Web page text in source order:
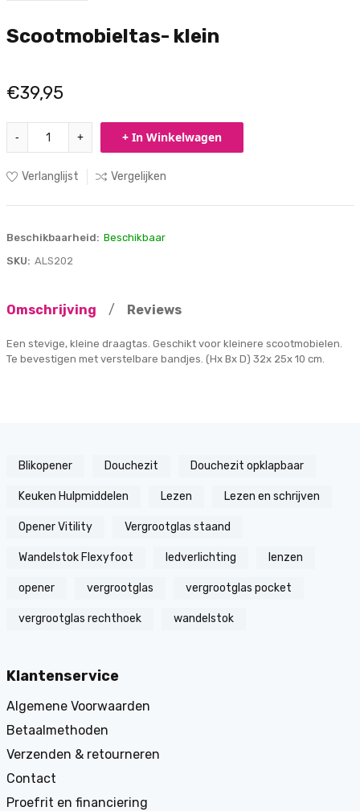
Scootmobieltas- klein
€39,95
- + + In Winkelwagen
Verlanglijst Vergelijken
Beschikbaarheid: Beschikbaar
SKU: ALS202
Omschrijving / Reviews
Een stevige, kleine draagtas. Geschikt voor kleinere scootmobielen.
Te bevestigen met verstelbare bandjes. (Hx Bx D) 32x 25x 10 cm.
Blikopener Douchezit Douchezit opklapbaar
Keuken Hulpmiddelen Lezen Lezen en schrijven
Opener Vitility Vergrootglas staand
Wandelstok Flexyfoot ledverlichting lenzen
opener vergrootglas vergrootglas pocket
vergrootglas rechthoek wandelstok
Klantenservice
Algemene Voorwaarden
Betaalmethoden
Verzenden & retourneren
Contact
Proefrit en financiering